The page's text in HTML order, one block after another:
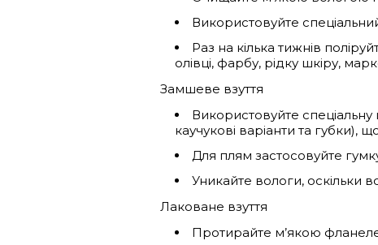
Використовуйте
Раз на кілька тижнів
олівці, фарбу, рідку шкіру,
Замшеве взуття
Використовуйте спеціальну
каучукові варіанти та губки),
Для плям застосовуйте
Уникайте вологи, оскільки
Лаковане взуття
Протирайте м’якою